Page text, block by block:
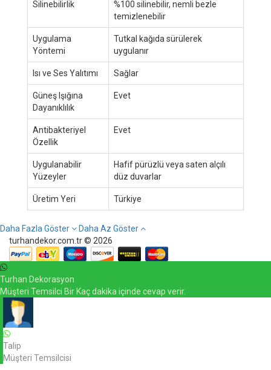
Silinebilirlik
%100 silinebilir, nemli bezle
temizlenebilir
Uygulama
Yöntemi
Tutkal kağıda sürülerek
uygulanır
Isı ve Ses Yalıtımı Sağlar
Güneş Işığına
Dayanıklılık
Evet
Antibakteriyel
Özellik
Evet
Uygulanabilir
Yüzeyler
Hafif pürüzlü veya saten alçılı
düz duvarlar
Üretim Yeri Türkiye
Daha Fazla Göster
Daha Az Göster
turhandekor.com.tr © 2026
Turhan Dekorasyon
Müşteri Temsilci Bir Kaç dakika içinde cevap verir.
Talip
Müşteri Temsilcisi